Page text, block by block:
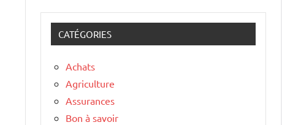
CATÉGORIES
Achats
Agriculture
Assurances
Bon à savoir